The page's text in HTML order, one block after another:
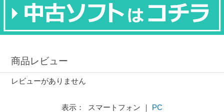
商品レビュー
レビューがありません
表示： スマートフォン ｜ PC